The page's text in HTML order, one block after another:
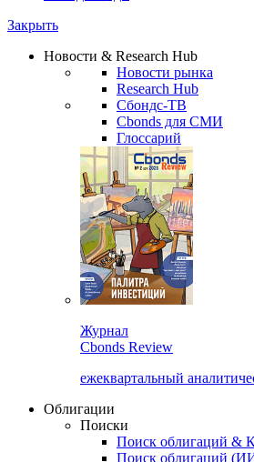
Watchlist
Сбондс Люди
Новости & Research Hub
Новости рынка
Research Hub
Сбондс-ТВ
Cbonds для СМИ
Глоссарий
Cbonds Review
ежеквартальный